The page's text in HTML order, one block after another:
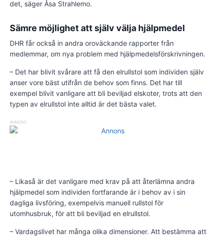
det, säger Åsa Strahlemo.
Sämre möjlighet att själv välja hjälpmedel
DHR får också in andra oroväckande rapporter från
medlemmar, om nya problem med hjälpmedelsförskrivningen.
– Det har blivit svårare att få den elrullstol som individen själv
anser vore bäst utifrån de behov som finns. Det har till
exempel blivit vanligare att bli beviljad elskoter, trots att den
typen av elrullstol inte alltid är det bästa valet.
ANNONS
– Likaså är det vanligare med krav på att återlämna andra
hjälpmedel som individen fortfarande är i behov av i sin
dagliga livsföring, exempelvis manuell rullstol för
utomhusbruk, för att bli beviljad en elrullstol.
– Vardagslivet har många olika dimensioner. Att bestämma att